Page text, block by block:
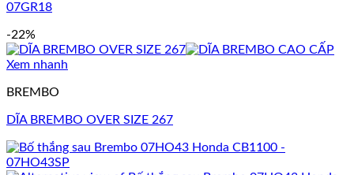
07GR18
-22%
Xem nhanh
BREMBO
DĨA BREMBO OVER SIZE 267